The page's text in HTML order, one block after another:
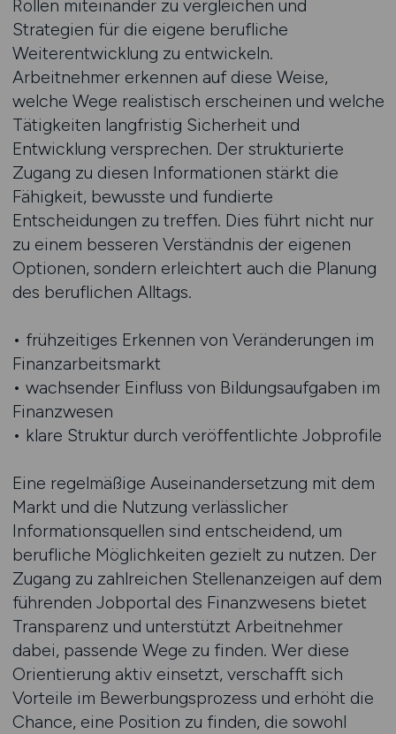
Rollen miteinander zu vergleichen und
Strategien für die eigene berufliche
Weiterentwicklung zu entwickeln.
Arbeitnehmer erkennen auf diese Weise,
welche Wege realistisch erscheinen und welche
Tätigkeiten langfristig Sicherheit und
Entwicklung versprechen. Der strukturierte
Zugang zu diesen Informationen stärkt die
Fähigkeit, bewusste und fundierte
Entscheidungen zu treffen. Dies führt nicht nur
zu einem besseren Verständnis der eigenen
Optionen, sondern erleichtert auch die Planung
des beruflichen Alltags.
• frühzeitiges Erkennen von Veränderungen im
Finanzarbeitsmarkt
• wachsender Einfluss von Bildungsaufgaben im
Finanzwesen
• klare Struktur durch veröffentlichte Jobprofile
Eine regelmäßige Auseinandersetzung mit dem
Markt und die Nutzung verlässlicher
Informationsquellen sind entscheidend, um
berufliche Möglichkeiten gezielt zu nutzen. Der
Zugang zu zahlreichen Stellenanzeigen auf dem
führenden Jobportal des Finanzwesens bietet
Transparenz und unterstützt Arbeitnehmer
dabei, passende Wege zu finden. Wer diese
Orientierung aktiv einsetzt, verschafft sich
Vorteile im Bewerbungsprozess und erhöht die
Chance, eine Position zu finden, die sowohl